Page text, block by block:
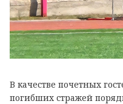
В качестве почетных
погибших стражей